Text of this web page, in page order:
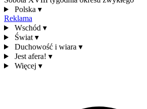
Polska ▾
Reklama
Wschód ▾
Świat ▾
Duchowość i wiara ▾
Jest afera! ▾
Więcej ▾